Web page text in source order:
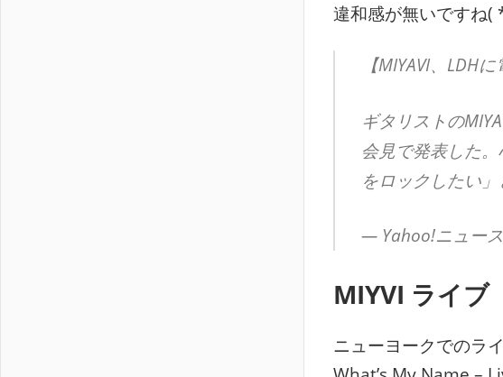
違和感が無いですね(
【MIYAVI、LDH
ギタリストの
会見で発表した
をロックしたい」
— Yahoo!ニュース
MIYVI ライブ
ニューヨークでのラ